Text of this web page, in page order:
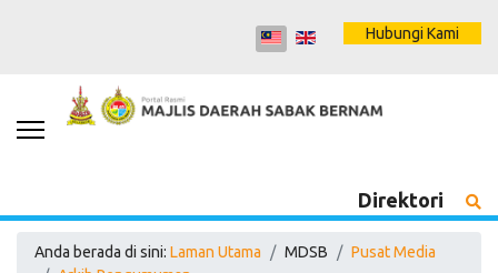
Hubungi Kami
Direktori
Anda berada di sini: Laman Utama MDSB
Pusat Media